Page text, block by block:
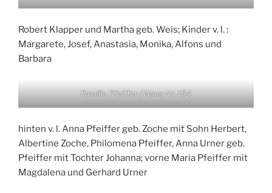
Robert Klapper und Martha geb. Weis; Kinder v. l. :
Margarete, Josef, Anastasia, Monika, Alfons und
Barbara
Familie Pfeiffer / Haus Nr. 154
hinten v. l. Anna Pfeiffer geb. Zoche mit Sohn Herbert,
Albertine Zoche, Philomena Pfeiffer, Anna Urner geb.
Pfeiffer mit Tochter Johanna; vorne Maria Pfeiffer mit
Magdalena und Gerhard Urner